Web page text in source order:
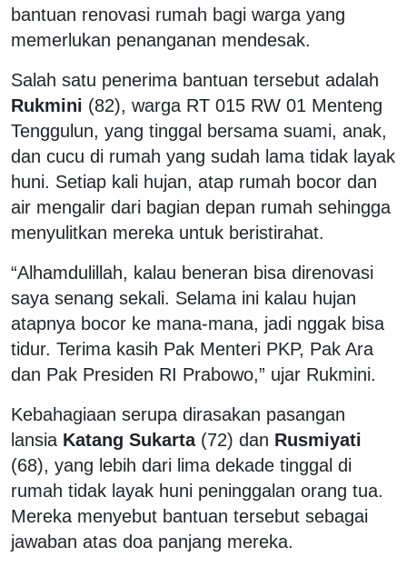
bantuan renovasi rumah bagi warga yang
memerlukan penanganan mendesak.
Salah satu penerima bantuan tersebut adalah
Rukmini (82), warga RT 015 RW 01 Menteng
Tenggulun, yang tinggal bersama suami, anak,
dan cucu di rumah yang sudah lama tidak layak
huni. Setiap kali hujan, atap rumah bocor dan
air mengalir dari bagian depan rumah sehingga
menyulitkan mereka untuk beristirahat.
“Alhamdulillah, kalau beneran bisa direnovasi
saya senang sekali. Selama ini kalau hujan
atapnya bocor ke mana-mana, jadi nggak bisa
tidur. Terima kasih Pak Menteri PKP, Pak Ara
dan Pak Presiden RI Prabowo,” ujar Rukmini.
Kebahagiaan serupa dirasakan pasangan
lansia Katang Sukarta(72) dan Rusmiyati
(68), yang lebih dari lima dekade tinggal di
rumah tidak layak huni peninggalan orang tua.
Mereka menyebut bantuan tersebut sebagai
jawaban atas doa panjang mereka.